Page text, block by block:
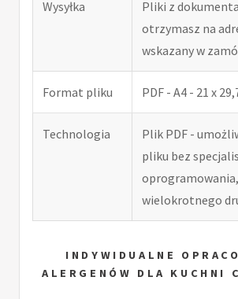
Wysyłka
Pliki z
otrzymasz na
wskazany w
Format pliku PDF - A4 - 21 x
Technologia
Plik PDF -
pliku bez
wielokrotnego
INDYWIDUALNE
ALERGENÓW DLA KUCHNI